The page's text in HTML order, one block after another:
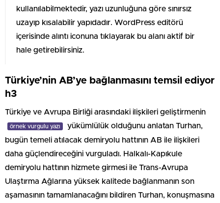
kullanılabilmektedir, yazı uzunluğuna göre sınırsız
uzayıp kısalabilir yapıdadır. WordPress editörü
içerisinde alıntı iconuna tıklayarak bu alanı aktif bir
hale getirebilirsiniz.
Türkiye’nin AB’ye bağlanmasını temsil ediyor
h3
Türkiye ve Avrupa Birliği arasındaki ilişkileri geliştirmenin
örnek vurgulu yazı
yükümlülük olduğunu anlatan Turhan,
bugün temeli atılacak demiryolu hattının AB ile ilişkileri
daha güçlendireceğini vurguladı. Halkalı-Kapıkule
demiryolu hattının hizmete girmesi ile Trans-Avrupa
Ulaştırma Ağlarına yüksek kalitede bağlanmanın son
aşamasının tamamlanacağını bildiren Turhan, konuşmasına